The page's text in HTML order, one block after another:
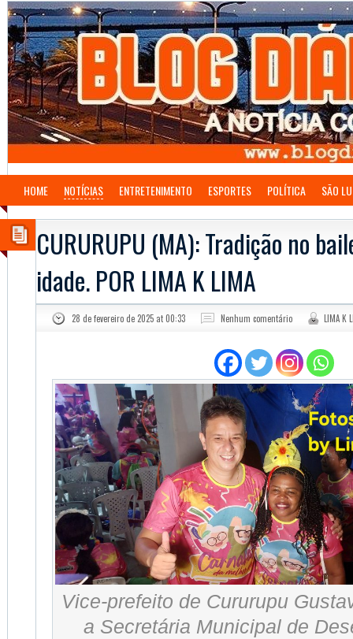
HOME NOTÍCIAS ENTRETENIMENTO ESPORTES POLÍTICA SÃO
CURURUPU (MA): Tradição no
idade. POR LIMA K LIMA
28 de fevereiro de 2025 at 00:33 Nenhum comentário LIMA K
Vice-prefeito de Cururupu
a Secretária Municipal de